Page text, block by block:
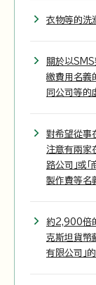
衣物等的洗
關於以
繳費用名義
同公司等的
對希望從事
注意有兩家
路公司」或
製作費等名
約2,900倍
克斯坦貨幣
有限公司」